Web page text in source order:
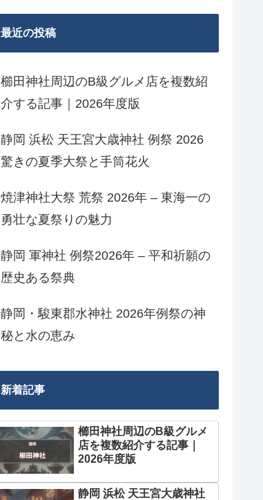
最近の投稿
櫛田神社周辺のB級グルメ店を複数紹
介する記事｜2026年度版
静岡 浜松 天王宮大歳神社 例祭 2026
驚きの夏季大祭と手筒花火
焼津神社大祭 荒祭 2026年 – 東海一の
勇壮な夏祭りの魅力
静岡 軍神社 例祭2026年 – 平和祈願の
歴史ある祭典
静岡・駿東郡水神社 2026年例祭の神
秘と水の恵み
新着記事
櫛田神社周辺のB級グルメ
店を複数紹介する記事｜
2026年度版
静岡 浜松 天王宮大歳神社